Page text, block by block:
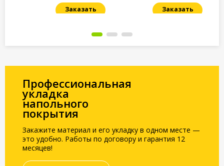
Заказать Заказать
Профессиональная
укладка
напольного
покрытия
Закажите материал и его укладку в одном месте —
это удобно. Работы по договору и гарантия 12
месяцев!